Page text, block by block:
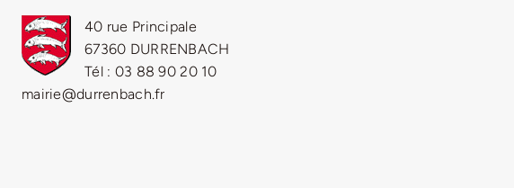
40 rue Principale
67360 DURRENBACH
Tél : 03 88 90 20 10
mairie@durrenbach.fr